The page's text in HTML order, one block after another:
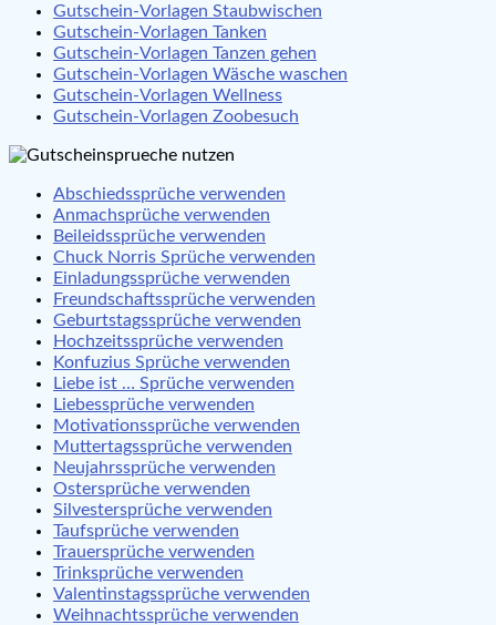
Gutschein-Vorlagen Staubwischen
Gutschein-Vorlagen Tanken
Gutschein-Vorlagen Tanzen gehen
Gutschein-Vorlagen Wäsche waschen
Gutschein-Vorlagen Wellness
Gutschein-Vorlagen Zoobesuch
Abschiedssprüche verwenden
Anmachsprüche verwenden
Beileidssprüche verwenden
Chuck Norris Sprüche verwenden
Einladungssprüche verwenden
Freundschaftssprüche verwenden
Geburtstagssprüche verwenden
Hochzeitssprüche verwenden
Konfuzius Sprüche verwenden
Liebe ist … Sprüche verwenden
Liebessprüche verwenden
Motivationssprüche verwenden
Muttertagssprüche verwenden
Neujahrssprüche verwenden
Ostersprüche verwenden
Silvestersprüche verwenden
Taufsprüche verwenden
Trauersprüche verwenden
Trinksprüche verwenden
Valentinstagssprüche verwenden
Weihnachtssprüche verwenden